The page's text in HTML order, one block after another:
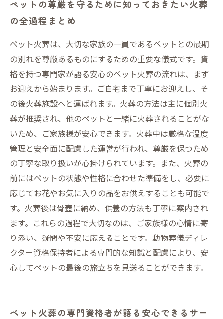
ペットの尊厳を守るために知っておきたい火葬
の全過程まとめ
ペット火葬は、大切な家族の一員であるペットとの最期
の別れを尊厳あるものにするための重要な儀式です。資
格を持つ専門家が語る安心のペット火葬の流れは、まず
お迎えから始まります。ご自宅まで丁寧にお迎えし、そ
の後火葬施設へと運ばれます。火葬の方法は主に個別火
葬が推奨され、他のペットと一緒に火葬されることがな
いため、ご家族様が安心できます。火葬中は厳格な温度
管理と安全面に配慮した運営が行われ、尊厳を保つため
の丁寧な取り扱いが心掛けられています。また、火葬の
前にはペットの状態や性格に合わせた準備をし、必要に
応じてお花やお気に入りの品をお供えすることも可能で
す。火葬後は骨壺に納め、供養の方法も丁寧に案内され
ます。これらの過程で大切なのは、ご家族様の心情に寄
り添い、疑問や不安に応えることです。動物葬儀ディレ
クター資格保持者による専門的な知識と配慮により、安
心してペットの最後の旅立ちを見送ることができます。
ペット火葬の専門資格者が語る安心できるサー